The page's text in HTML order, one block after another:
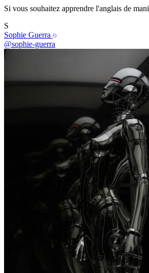
Si vous souhaitez apprendre l'anglais de
S
Sophie Guerra
@sophie-guerra